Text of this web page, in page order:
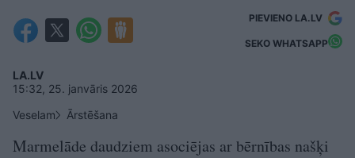
PIEVIENO LA.LV
SEKO WHATSAPP
LA.LV
15:32, 25. janvāris 2026
Veselam
Ārstēšana
Marmelāde daudziem asociējas ar bērnības našķi